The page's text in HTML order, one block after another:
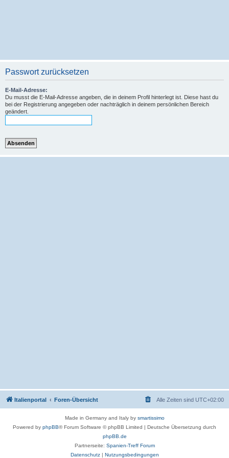
Passwort zurücksetzen
E-Mail-Adresse:
Du musst die E-Mail-Adresse angeben, die in deinem Profil hinterlegt ist. Diese hast du
bei der Registrierung angegeben oder nachträglich in deinem persönlichen Bereich
geändert.
Italienportal Foren-Übersicht Alle Zeiten sind UTC+02:00
Made in Germany and Italy by smartissimo
Powered by phpBB® Forum Software © phpBB Limited | Deutsche Übersetzung durch
phpBB.de
Partnerseite: Spanien-Treff Forum
Datenschutz| Nutzungsbedingungen